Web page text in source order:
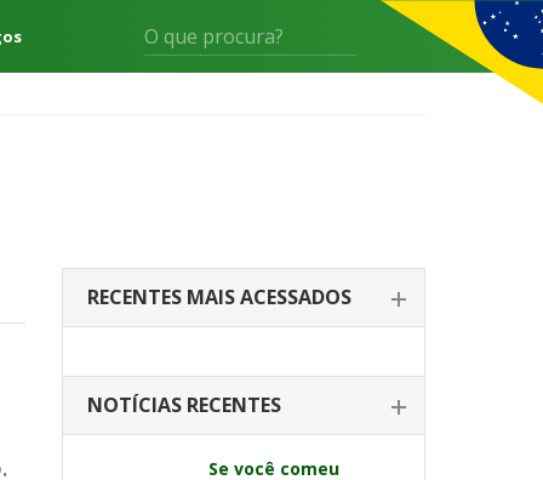
RECENTES MAIS ACESSADOS
NOTÍCIAS RECENTES
Se você comeu